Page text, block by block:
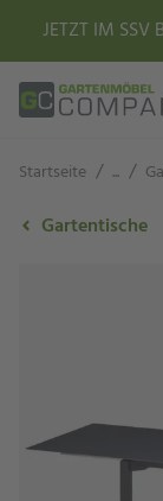
JETZT IM SSV
Startseite / ... /
Gartentische